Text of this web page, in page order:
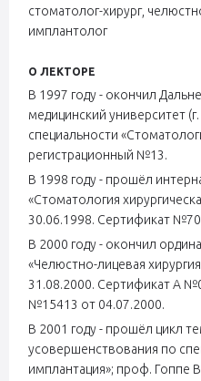
стоматолог-хирург,
имплантолог
О ЛЕКТОРЕ
В 1997 году - окончил
медицинский университет
специальности
регистрационный №13.
В 1998 году - прошёл
«Стоматология
30.06.1998. Сертификат
В 2000 году - окончил
«Челюстно-лицевая
31.08.2000. Сертификат А
№15413 от 04.07.2000.
В 2001 году - прошёл цикл
усовершенствования по
имплантация»; проф. Гоппе